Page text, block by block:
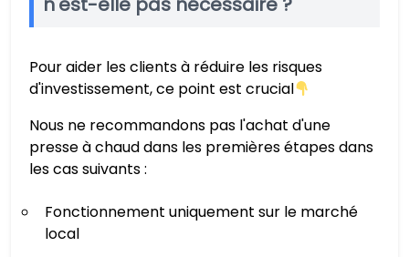
Pour aider les clients à réduire les risques
d'investissement, ce point est crucial
Nous ne recommandons pas l'achat d'une
presse à chaud dans les premières étapes dans
les cas suivants :
Fonctionnement uniquement sur le marché
local